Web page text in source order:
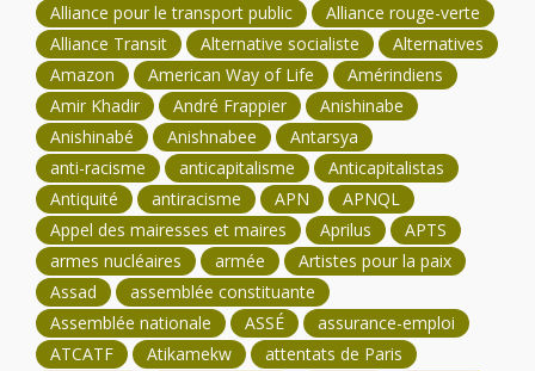
Alliance pour le transport public
Alliance rouge-verte
Alliance Transit
Alternative socialiste
Alternatives
Amazon
American Way of Life
Amérindiens
Amir Khadir
André Frappier
Anishinabe
Anishinabé
Anishnabee
Antarsya
anti-racisme
anticapitalisme
Anticapitalistas
Antiquité
antiracisme APN
APNQL
Appel des mairesses et maires
Aprilus
APTS
armes nucléaires
armée
Artistes pour la paix
Assad
assemblée constituante
Assemblée nationale
ASSÉ
assurance-emploi
ATCATF
Atikamekw
attentats de Paris